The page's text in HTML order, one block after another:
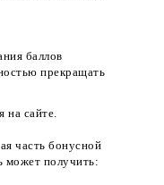
баллов
прекращать
на сайте.
часть бонусной
может получить: